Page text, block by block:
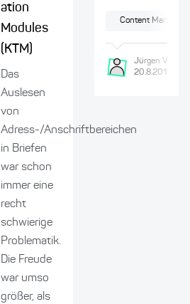
ation
Modules
(KTM)
Das
Auslesen
von
Adress-/Anschriftbereichen
in Briefen
war schon
immer eine
recht
schwierige
Problematik.
Die Freude
war umso
größer, als
Content
Jürgen Voss
20.8.2019